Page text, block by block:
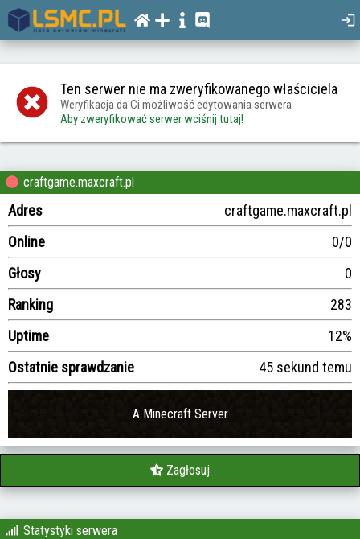
Ten serwer nie ma zweryfikowanego właściciela
Weryfikacja da Ci możliwość edytowania serwera
Aby zweryfikować serwer wciśnij tutaj!
craftgame.maxcraft.pl
Adres
craftgame.maxcraft.pl
Online
0/0
Głosy
0
Ranking
283
Uptime
12%
Ostatnie sprawdzanie
45 sekund temu
A Minecraft Server
Zagłosuj
Statystyki serwera